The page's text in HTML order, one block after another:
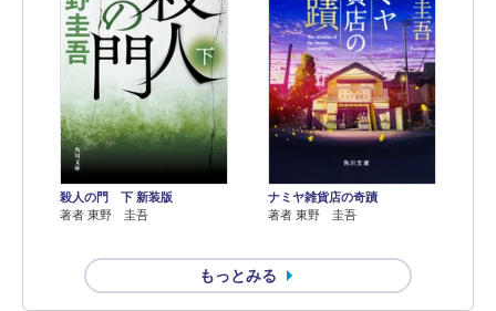
殺人の門 下 新装版
著者 東野 圭吾
ナミヤ雑貨店の奇蹟
著者 東野 圭吾
もっとみる